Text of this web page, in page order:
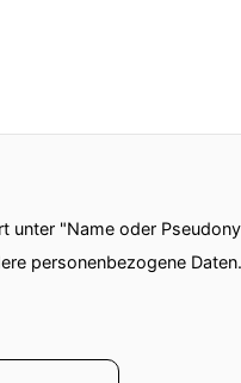
unter "Name oder
personenbezogene